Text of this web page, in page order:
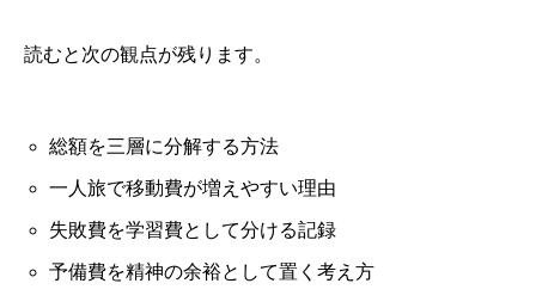
読むと次の観点が残ります。
総額を三層に分解する方法
一人旅で移動費が増えやすい理由
失敗費を学習費として分ける記録
予備費を精神の余裕として置く考え方